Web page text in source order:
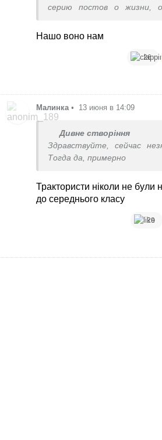
серию постов о жизни,
Нашо воно нам
26
Малинка • 13 июня в 14:09
Дивне створіння
Здравствуйте, сейчас
Тогда да, примерно
Трактористи ніколи не були
до середнього класу
29